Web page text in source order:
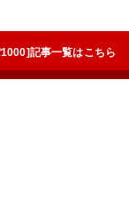
記事一覧はこちら